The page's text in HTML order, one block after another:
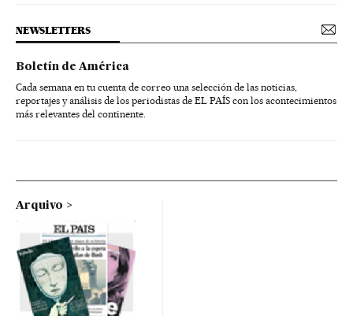
NEWSLETTERS
Boletín de América
Cada semana en tu cuenta de correo una selección de las noticias,
reportajes y análisis de los periodistas de EL PAÍS con los acontecimientos
más relevantes del continente.
Arquivo